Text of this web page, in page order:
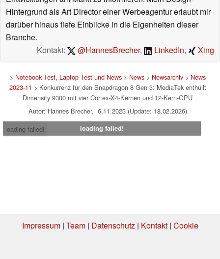
Hintergrund als Art Director einer Werbeagentur erlaubt mir
darüber hinaus tiefe Einblicke in die Eigenheiten dieser
Branche.
Kontakt:
@HannesBrecher, LinkedIn, Xing
> Notebook Test, Laptop Test und News> News> Newsarchiv> News
2023-11 > Konkurrenz für den Snapdragon 8 Gen 3: MediaTek enthüllt
Dimensity 9300 mit vier Cortex-X4-Kernen und 12-Kern-GPU
Autor: Hannes Brecher, 6.11.2023 (Update: 18.02.2026)
loading failed!
loading failed!
Impressum| Team| Datenschutz| Kontakt| Cookie